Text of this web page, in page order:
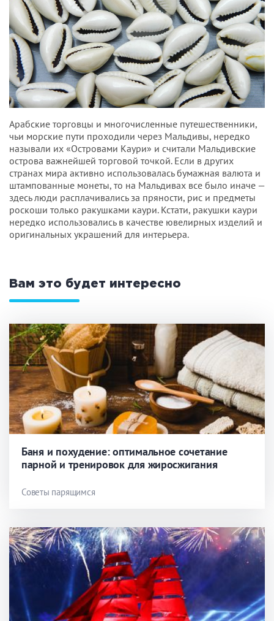
Арабские торговцы и многочисленные путешественники,
чьи морские пути проходили через Мальдивы, нередко
называли их «Островами Каури» и считали Мальдивские
острова важнейшей торговой точкой. Если в других
странах мира активно использовалась бумажная валюта и
штампованные монеты, то на Мальдивах все было иначе —
здесь люди расплачивались за пряности, рис и предметы
роскоши только ракушками каури. Кстати, ракушки каури
нередко использовались в качестве ювелирных изделий и
оригинальных украшений для интерьера.
Вам это будет интересно
Баня и похудение: оптимальное сочетание
парной и тренировок для жиросжигания
Советы парящимся